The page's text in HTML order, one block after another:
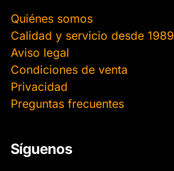
Quiénes somos
Calidad y servicio desde 1989
Aviso legal
Condiciones de venta
Privacidad
Preguntas frecuentes
Síguenos